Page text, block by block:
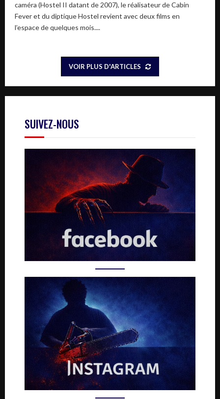
caméra (Hostel II datant de 2007), le réalisateur de Cabin
Fever et du diptique Hostel revient avec deux films en
l’espace de quelques mois....
VOIR PLUS D'ARTICLES
SUIVEZ-NOUS